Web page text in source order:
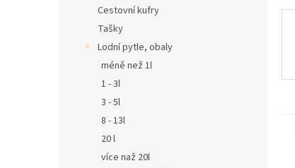
Cestovní kufry
Tašky
Lodní pytle, obaly
méně než 1l
1 - 3l
3 - 5l
8 - 13l
20 l
více naž 20l